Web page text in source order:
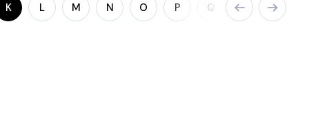
K L M N O P Q R S